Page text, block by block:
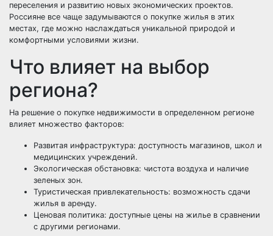
переселения и развитию новых экономических проектов.
Россияне все чаще задумываются о покупке жилья в этих
местах, где можно наслаждаться уникальной природой и
комфортными условиями жизни.
Что влияет на выбор
региона?
На решение о покупке недвижимости в определенном регионе
влияет множество факторов:
Развитая инфраструктура: доступность магазинов, школ и
медицинских учреждений.
Экологическая обстановка: чистота воздуха и наличие
зеленых зон.
Туристическая привлекательность: возможность сдачи
жилья в аренду.
Ценовая политика: доступные цены на жилье в сравнении
с другими регионами.